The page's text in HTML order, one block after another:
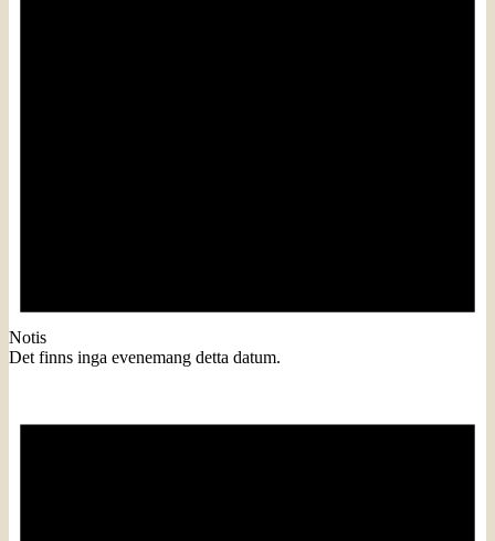
Notis
Det finns inga evenemang detta datum.